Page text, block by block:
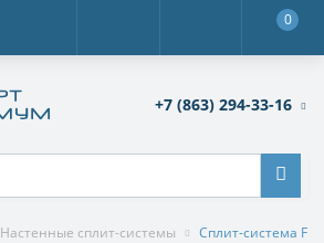
0
+7 (863) 294-33-16
Настенные сплит-системы Сплит-система